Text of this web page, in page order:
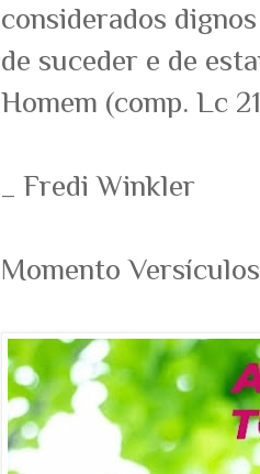
considerados
de suceder e de
Homem (comp. Lc
_ Fredi Winkler
Momento